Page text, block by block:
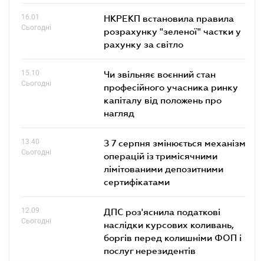
16.01
Сьогодні
НКРЕКП встановила правила
розрахунку "зеленої" частки у
рахунку за світло
15.10
Сьогодні
Чи звільняє воєнний стан
професійного учасника ринку
капіталу від положень про
нагляд
13.40
Сьогодні
З 7 серпня змінюється механізм
операцій із тримісячними
лімітованими депозитними
сертифікатами
12.09
Сьогодні
ДПС роз'яснила податкові
наслідки курсових коливань,
боргів перед колишніми ФОП і
послуг нерезидентів